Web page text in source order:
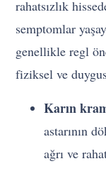
rahatsızlık
semptomlar
genellikle regl
fiziksel ve
Karın
astarının
ağrı ve